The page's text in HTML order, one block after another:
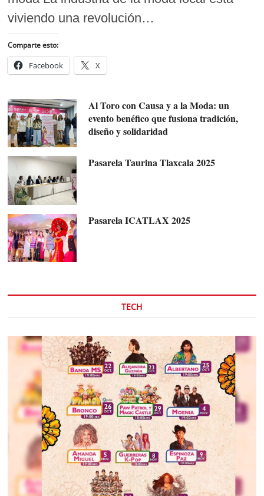
viviendo una revolución…
Comparte esto:
Facebook X
Al Toro con Causa y a la Moda: un
evento benéfico que fusiona tradición,
diseño y solidaridad
Pasarela Taurina Tlaxcala 2025
Pasarela ICATLAX 2025
TECH